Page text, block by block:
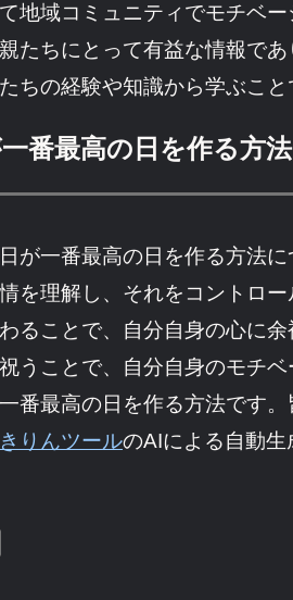
地域コミュニティでモチベ
たちにとって有益な情報で
ちの経験や知識から学ぶこ
番最高の日を作る方法
が一番最高の日を作る方法
を理解し、それをコントロ
ることで、自分自身の心に
うことで、自分自身のモチ
番最高の日を作る方法です
きりんツールのAIによる自動